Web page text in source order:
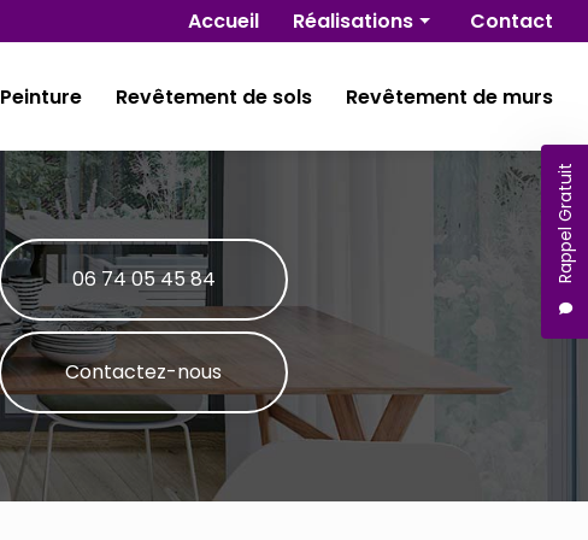
Navigation secondaire
Accueil Réalisations
Isolation
Plâtrerie
Revêtement de sols
Contact
Rappel Gratuit
Peinture Revêtement de sols Revêtement de murs
06 74 05 45 84
Contactez-nous